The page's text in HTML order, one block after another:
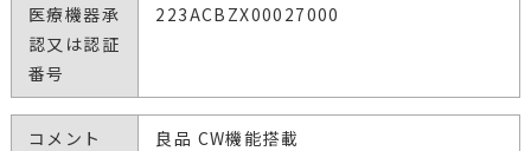
医療機器承
認又は認証
番号
223ACBZX00027000
コメント 良品 CW機能搭載